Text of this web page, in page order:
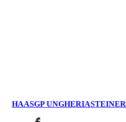
HAASGP UNGHERIASTEINER